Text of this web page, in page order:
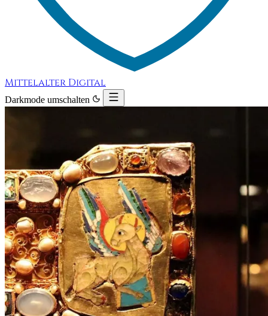
Mittelalter Digital
Darkmode umschalten